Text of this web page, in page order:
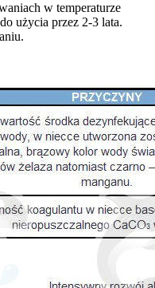
w temperaturze
użycia przez 2-3 lata.